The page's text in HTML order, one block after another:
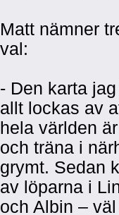
Matt nämner
val:
- Den karta
allt lockas av
hela världen
och träna i
grymt. Sedan
av löparna i
och Albin –